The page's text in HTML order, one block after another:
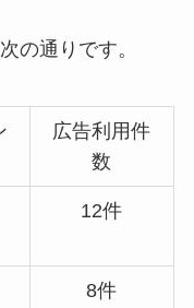
の通りです。
広告利用件
数
12件
8件